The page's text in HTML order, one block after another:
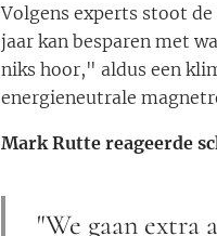
Volgens experts stoot de
jaar kan besparen met
niks hoor," aldus een
energieneutrale
Mark Rutte reageerde
"We gaan extra